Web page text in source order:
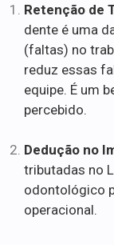
Retenção de
dente é uma
(faltas) no
reduz essas
equipe. É um
percebido.
Dedução no
tributadas no
odontológico
operacional.